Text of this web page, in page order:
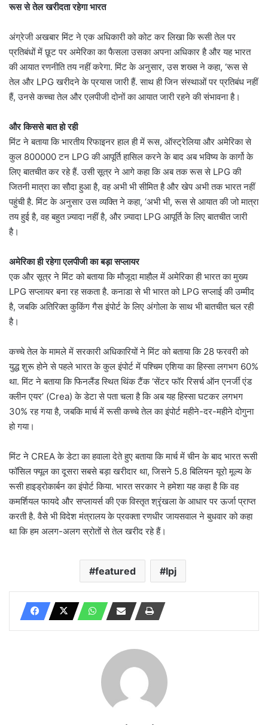
रूस से तेल खरीदता रहेगा भारत
अंग्रेजी अखबार मिंट ने एक अधिकारी को कोट कर लिखा कि रूसी तेल पर
प्रतिबंधों में छूट पर अमेरिका का फैसला उसका अपना अधिकार है और यह भारत
की आयात रणनीति तय नहीं करेगा. मिंट के अनुसार, उस शख्स ने कहा, ‘रूस से
तेल और LPG खरीदने के प्रयास जारी हैं. साथ ही जिन संस्थाओं पर प्रतिबंध नहीं
हैं, उनसे कच्चा तेल और एलपीजी दोनों का आयात जारी रहने की संभावना है।
और किससे बात हो रही
मिंट ने बताया कि भारतीय रिफाइनर हाल ही में रूस, ऑस्ट्रेलिया और अमेरिका से
कुल 800000 टन LPG की आपूर्ति हासिल करने के बाद अब भविष्य के कार्गो के
लिए बातचीत कर रहे हैं. उसी सूत्र ने आगे कहा कि अब तक रूस से LPG की
जितनी मात्रा का सौदा हुआ है, वह अभी भी सीमित है और खेप अभी तक भारत नहीं
पहुंची है. मिंट के अनुसार उस व्यक्ति ने कहा, ‘अभी भी, रूस से आयात की जो मात्रा
तय हुई है, वह बहुत ज़्यादा नहीं है, और ज़्यादा LPG आपूर्ति के लिए बातचीत जारी
है।
अमेरिका ही रहेगा एलपीजी का बड़ा सप्लायर
एक और सूत्र ने मिंट को बताया कि मौजूदा माहौल में अमेरिका ही भारत का मुख्य
LPG सप्लायर बना रह सकता है. कनाडा से भी भारत को LPG सप्लाई की उम्मीद
है, जबकि अतिरिक्त कुकिंग गैस इंपोर्ट के लिए अंगोला के साथ भी बातचीत चल रही
है।
कच्चे तेल के मामले में सरकारी अधिकारियों ने मिंट को बताया कि 28 फरवरी को
युद्ध शुरू होने से पहले भारत के कुल इंपोर्ट में पश्चिम एशिया का हिस्सा लगभग 60%
था. मिंट ने बताया कि फिनलैंड स्थित थिंक टैंक ‘सेंटर फॉर रिसर्च ऑन एनर्जी एंड
क्लीन एयर’ (Crea) के डेटा से पता चला है कि अब यह हिस्सा घटकर लगभग
30% रह गया है, जबकि मार्च में रूसी कच्चे तेल का इंपोर्ट महीने-दर-महीने दोगुना
हो गया।
मिंट ने CREA के डेटा का हवाला देते हुए बताया कि मार्च में चीन के बाद भारत रूसी
फॉसिल फ्यूल का दूसरा सबसे बड़ा खरीदार था, जिसने 5.8 बिलियन यूरो मूल्य के
रूसी हाइड्रोकार्बन का इंपोर्ट किया. भारत सरकार ने हमेशा यह कहा है कि वह
कमर्शियल फायदे और सप्लायर्स की एक विस्तृत श्रृंखला के आधार पर ऊर्जा प्राप्त
करती है. वैसे भी विदेश मंत्रालय के प्रवक्ता रणधीर जायसवाल ने बुधवार को कहा
था कि हम अलग-अलग स्रोतों से तेल खरीद रहे हैं।
featured lpj